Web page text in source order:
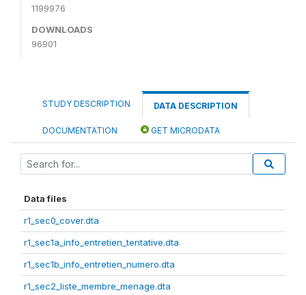
1199976
DOWNLOADS
96901
STUDY DESCRIPTION DATA DESCRIPTION
DOCUMENTATION GET MICRODATA
Data files
r1_sec0_cover.dta
r1_sec1a_info_entretien_tentative.dta
r1_sec1b_info_entretien_numero.dta
r1_sec2_liste_membre_menage.dta